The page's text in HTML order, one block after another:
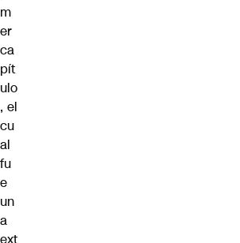
m
er
ca
pít
ulo
, el
cu
al
fu
e
un
a